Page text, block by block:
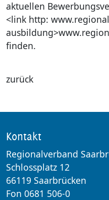
aktuellen
<link http:
finden.
zurück
Kontakt
Regionalverband
Schlossplatz 12
66119 Saarbrücken
Fon 0681 506-0